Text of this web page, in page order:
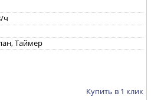
ч
Таймер
Купить в 1 клик